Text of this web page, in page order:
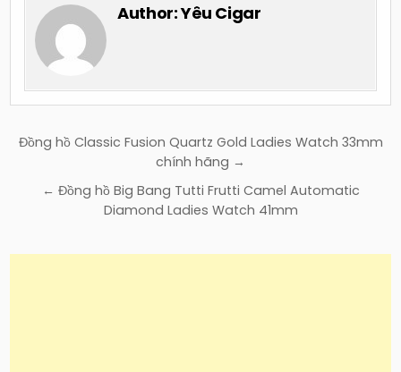
Author:Yêu Cigar
Điều
bài
Đồng hồ Classic Fusion Quartz Gold Ladies Watch 33mm
chính hãng →
← Đồng hồ Big Bang Tutti Frutti Camel Automatic
Diamond Ladies Watch 41mm